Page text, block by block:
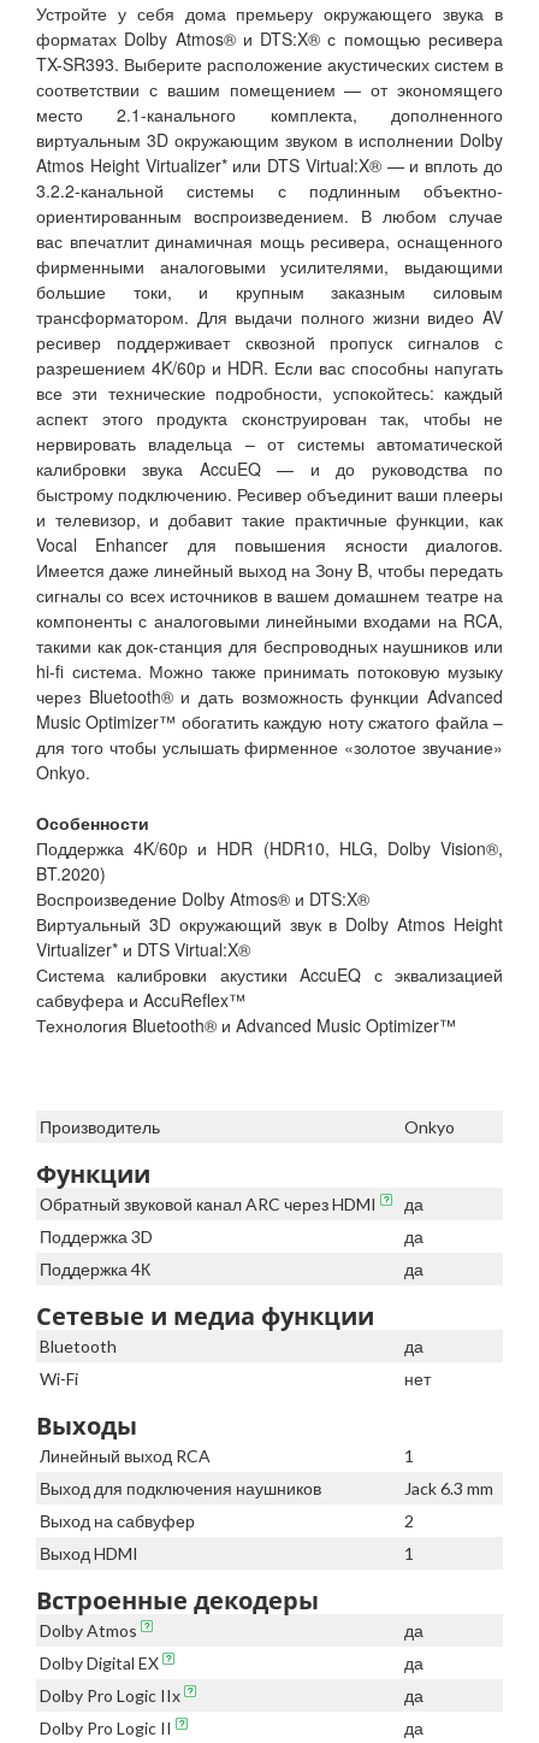
Устройте у себя дома премьеру окружающего звука в
форматах Dolby Atmos® и DTS:X® с помощью ресивера
TX-SR393. Выберите расположение акустических систем в
соответствии с вашим помещением — от экономящего
место 2.1-канального комплекта, дополненного
виртуальным 3D окружающим звуком в исполнении Dolby
Atmos Height Virtualizer* или DTS Virtual:X® — и вплоть до
3.2.2-канальной системы с подлинным объектно-
ориентированным воспроизведением. В любом случае
вас впечатлит динамичная мощь ресивера, оснащенного
фирменными аналоговыми усилителями, выдающими
большие токи, и крупным заказным силовым
трансформатором. Для выдачи полного жизни видео AV
ресивер поддерживает сквозной пропуск сигналов с
разрешением 4K/60p и HDR. Если вас способны напугать
все эти технические подробности, успокойтесь: каждый
аспект этого продукта сконструирован так, чтобы не
нервировать владельца – от системы автоматической
калибровки звука AccuEQ — и до руководства по
быстрому подключению. Ресивер объединит ваши плееры
и телевизор, и добавит такие практичные функции, как
Vocal Enhancer для повышения ясности диалогов.
Имеется даже линейный выход на Зону B, чтобы передать
сигналы со всех источников в вашем домашнем театре на
компоненты с аналоговыми линейными входами на RCA,
такими как док-станция для беспроводных наушников или
hi-fi система. Можно также принимать потоковую музыку
через Bluetooth® и дать возможность функции Advanced
Music Optimizer™ обогатить каждую ноту сжатого файла –
для того чтобы услышать фирменное «золотое звучание»
Onkyo.
Особенности
Поддержка 4K/60p и HDR (HDR10, HLG, Dolby Vision®,
BT.2020)
Воспроизведение Dolby Atmos® и DTS:X®
Виртуальный 3D окружающий звук в Dolby Atmos Height
Virtualizer* и DTS Virtual:X®
Система калибровки акустики AccuEQ с эквализацией
сабвуфера и AccuReflex™
Технология Bluetooth® и Advanced Music Optimizer™
Производитель Onkyo
Функции
Обратный звуковой канал ARC через HDMI
да
Поддержка 3D
да
Поддержка 4К
да
Сетевые и медиа функции
Bluetooth
да
Wi-Fi
нет
Выходы
Линейный выход RCA
1
Выход для подключения наушников
Jack 6.3 mm
Выход на сабвуфер
2
Выход HDMI
1
Встроенные декодеры
Dolby Atmos
да
Dolby Digital EX
да
Dolby Pro Logic IIx
да
Dolby Pro Logic II
да